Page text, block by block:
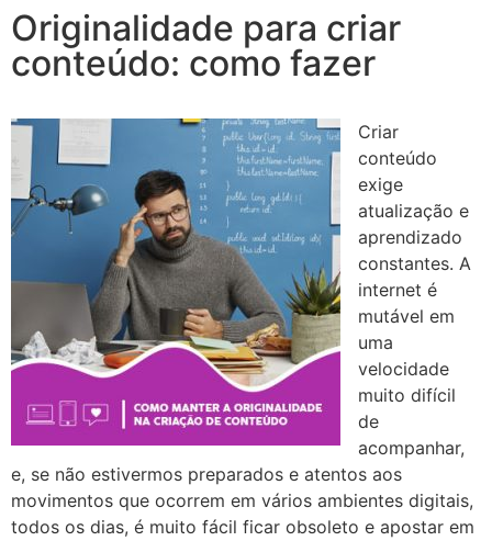
Originalidade para criar
conteúdo: como fazer
Criar
conteúdo
exige
atualização e
aprendizado
constantes. A
internet é
mutável em
uma
velocidade
muito difícil
de
acompanhar,
e, se não estivermos preparados e atentos aos
movimentos que ocorrem em vários ambientes digitais,
todos os dias, é muito fácil ficar obsoleto e apostar em